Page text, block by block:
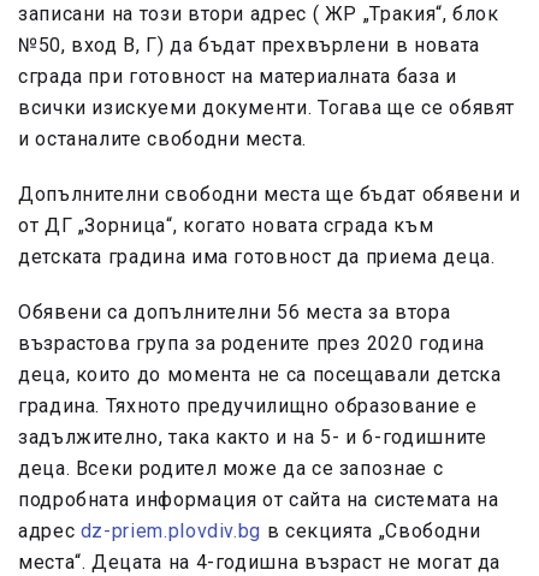
записани на този втори адрес ( ЖР „Тракия“, блок
№50, вход В, Г) да бъдат прехвърлени в новата
сграда при готовност на материалната база и
всички изискуеми документи. Тогава ще се обявят
и останалите свободни места.
Допълнителни свободни места ще бъдат обявени и
от ДГ „Зорница“, когато новата сграда към
детската градина има готовност да приема деца.
Обявени са допълнителни 56 места за втора
възрастова група за родените през 2020 година
деца, които до момента не са посещавали детска
градина. Тяхното предучилищно образование е
задължително, така както и на 5- и 6-годишните
деца. Всеки родител може да се запознае с
подробната информация от сайта на системата на
адрес dz-priem.plovdiv.bg в секцията „Свободни
места“. Децата на 4-годишна възраст не могат да